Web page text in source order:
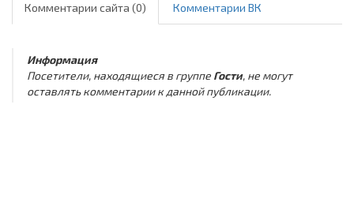
Комментарии сайта (0) Комментарии ВК
Информация
Посетители, находящиеся в группе Гости, не могут
оставлять комментарии к данной публикации.